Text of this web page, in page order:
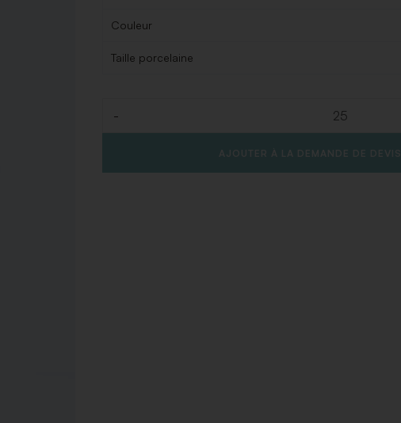
Couleur
Taille porcelaine
-
AJOUTER À LA DEMANDE DE DEVIS